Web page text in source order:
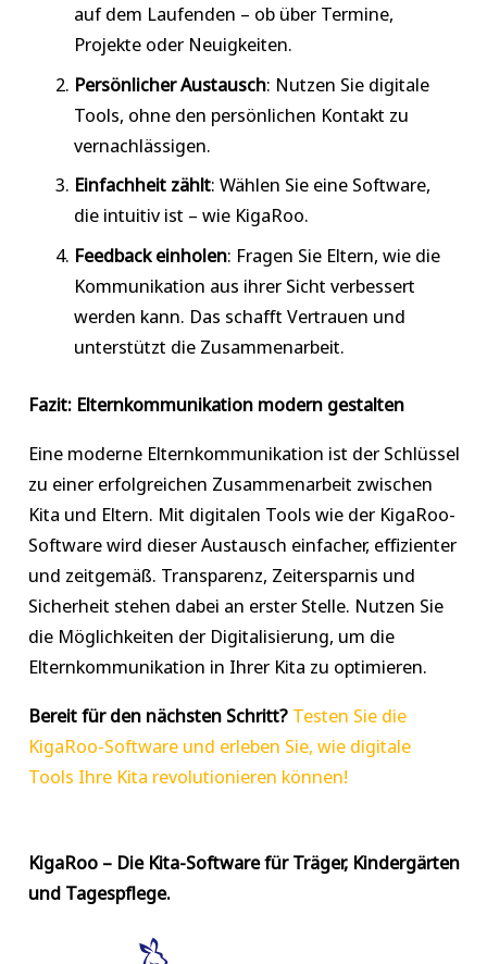
auf dem Laufenden – ob über Termine,
Projekte oder Neuigkeiten.
Persönlicher Austausch: Nutzen Sie digitale
Tools, ohne den persönlichen Kontakt zu
vernachlässigen.
Einfachheit zählt: Wählen Sie eine Software,
die intuitiv ist – wie KigaRoo.
Feedback einholen: Fragen Sie Eltern, wie die
Kommunikation aus ihrer Sicht verbessert
werden kann. Das schafft Vertrauen und
unterstützt die Zusammenarbeit.
Fazit: Elternkommunikation modern gestalten
Eine moderne Elternkommunikation ist der Schlüssel
zu einer erfolgreichen Zusammenarbeit zwischen
Kita und Eltern. Mit digitalen Tools wie der KigaRoo-
Software wird dieser Austausch einfacher, effizienter
und zeitgemäß. Transparenz, Zeitersparnis und
Sicherheit stehen dabei an erster Stelle. Nutzen Sie
die Möglichkeiten der Digitalisierung, um die
Elternkommunikation in Ihrer Kita zu optimieren.
Bereit für den nächsten Schritt? Testen Sie die
KigaRoo-Software und erleben Sie, wie digitale
Tools Ihre Kita revolutionieren können!
KigaRoo – Die Kita-Software für Träger, Kindergärten
und Tagespflege.